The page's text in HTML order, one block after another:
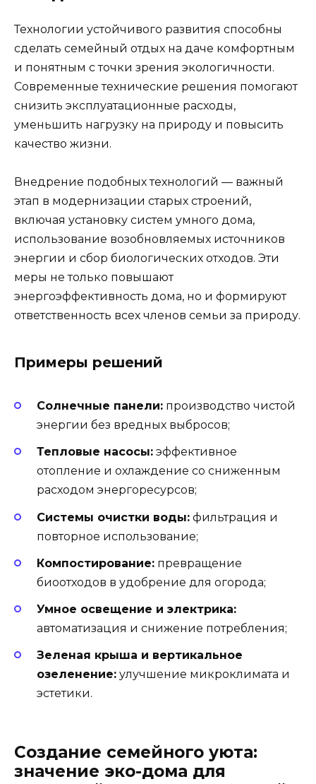
Технологии устойчивого развития способны
сделать семейный отдых на даче комфортным
и понятным с точки зрения экологичности.
Современные технические решения помогают
снизить эксплуатационные расходы,
уменьшить нагрузку на природу и повысить
качество жизни.
Внедрение подобных технологий — важный
этап в модернизации старых строений,
включая установку систем умного дома,
использование возобновляемых источников
энергии и сбор биологических отходов. Эти
меры не только повышают
энергоэффективность дома, но и формируют
ответственность всех членов семьи за природу.
Примеры решений
Солнечные панели: производство чистой
энергии без вредных выбросов;
Тепловые насосы: эффективное
отопление и охлаждение со сниженным
расходом энергоресурсов;
Системы очистки воды: фильтрация и
повторное использование;
Компостирование: превращение
биоотходов в удобрение для огорода;
Умное освещение и электрика:
автоматизация и снижение потребления;
Зеленая крыша и вертикальное
озеленение: улучшение микроклимата и
эстетики.
Создание семейного уюта:
значение эко-дома для